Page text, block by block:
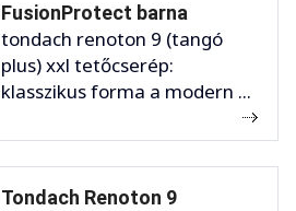
FusionProtect barna
tondach renoton 9 (tangó
plus) xxl tetőcserép:
klasszikus forma a modern ...
Tondach Renoton 9